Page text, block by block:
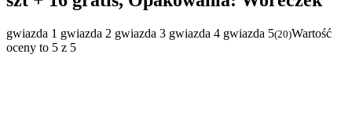
gwiazda 1 gwiazda 2 gwiazda 3 gwiazda 4 gwiazda 5(20)Wartość
oceny to 5 z 5